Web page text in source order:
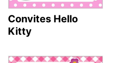
Convites Hello
Kitty